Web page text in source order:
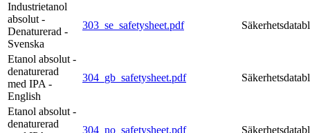
Industrietanol
absolut -
Denaturerad -
Svenska
303_se_safetysheet.pdf
Etanol absolut -
denaturerad
med IPA -
English
304_gb_safetysheet.pdf
Etanol absolut -
denaturerad
304_no_safetysheet.pdf